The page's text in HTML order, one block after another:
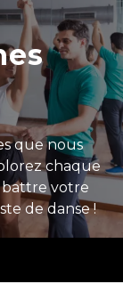
que nous
chaque
battre votre
de danse !